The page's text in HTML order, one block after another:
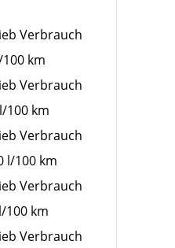
Verbrauch
km
Verbrauch
100 km
Verbrauch
l/100 km
Verbrauch
100 km
Verbrauch